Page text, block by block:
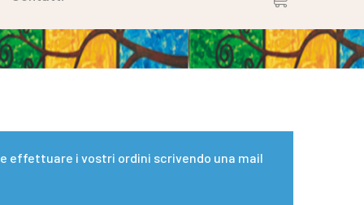
effettuare i vostri ordini scrivendo una mail